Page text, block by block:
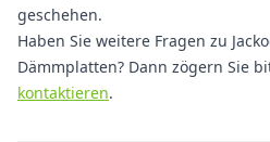
geschehen.
Haben Sie weitere Fragen zu
Dämmplatten? Dann zögern Sie
kontaktieren.